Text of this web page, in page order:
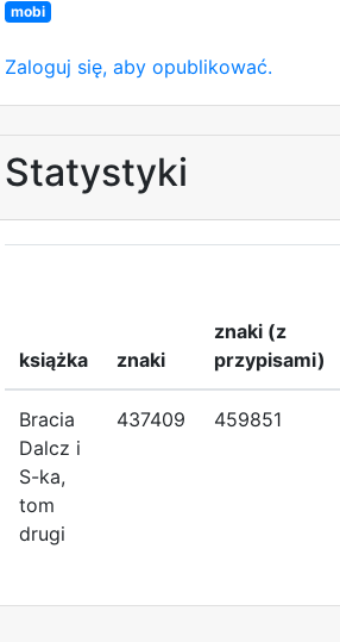
mobi
Zaloguj się, aby opublikować.
Statystyki
książka znaki
znaki (z
przypisami)
Bracia
Dalcz i
S-ka,
tom
drugi
437409 459851